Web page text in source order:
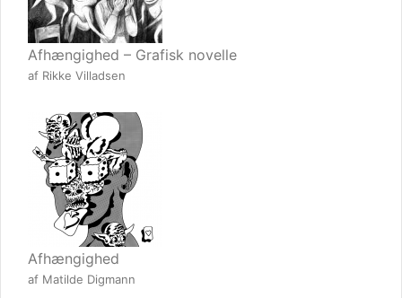
Afhængighed – Grafisk novelle
af Rikke Villadsen
Afhængighed
af Matilde Digmann